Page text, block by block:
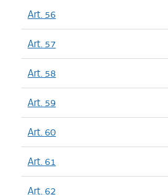
Art. 56
Art. 57
Art. 58
Art. 59
Art. 60
Art. 61
Art. 62